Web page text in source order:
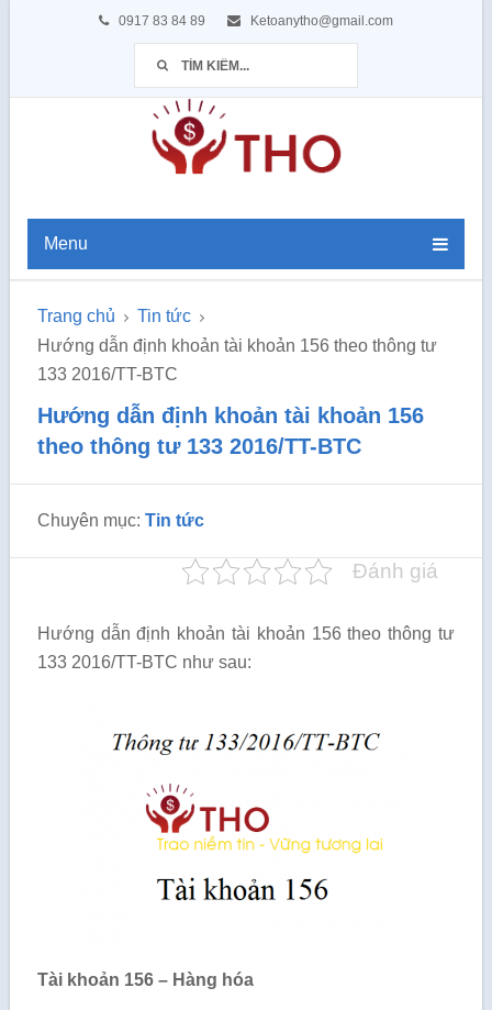
0917 83 84 89 Ketoanytho@gmail.com
Menu
Trang chủ
Tin tức
Hướng dẫn định khoản tài khoản 156 theo thông tư
133 2016/TT-BTC
Hướng dẫn định khoản tài khoản 156
theo thông tư 133 2016/TT-BTC
Chuyên mục: Tin tức
Đánh giá
Hướng dẫn định khoản tài khoản 156 theo thông tư
133 2016/TT-BTC như sau:
Tài khoản 156 – Hàng hóa